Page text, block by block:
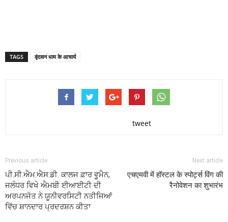
TAGS वृंदावन धाम के आचार्य
tweet
Previous article
ਪੀ.ਸੀ.ਐਮ.ਐਸ.ਡੀ. ਕਾਲਜ ਫ਼ਾਰ ਵੂਮੈਨ,
ਜਲੰਧਰ ਵਿਖੇ ਐਮਬੀ ਈਆਈਟੀ ਦੀ
ਅਰਪਨਜੋਤ ਨੇ ਯੂਨੀਵਰਸਿਟੀ ਨਤੀਜਿਆਂ
ਵਿੱਚ ਸ਼ਾਨਦਾਰ ਪ੍ਰਦਰਸ਼ਨ ਕੀਤਾ
Next article
एचएमवी में हॉस्टल के स्पोर्ट्स विंग की
रैनोवेशन का शुभारंभ